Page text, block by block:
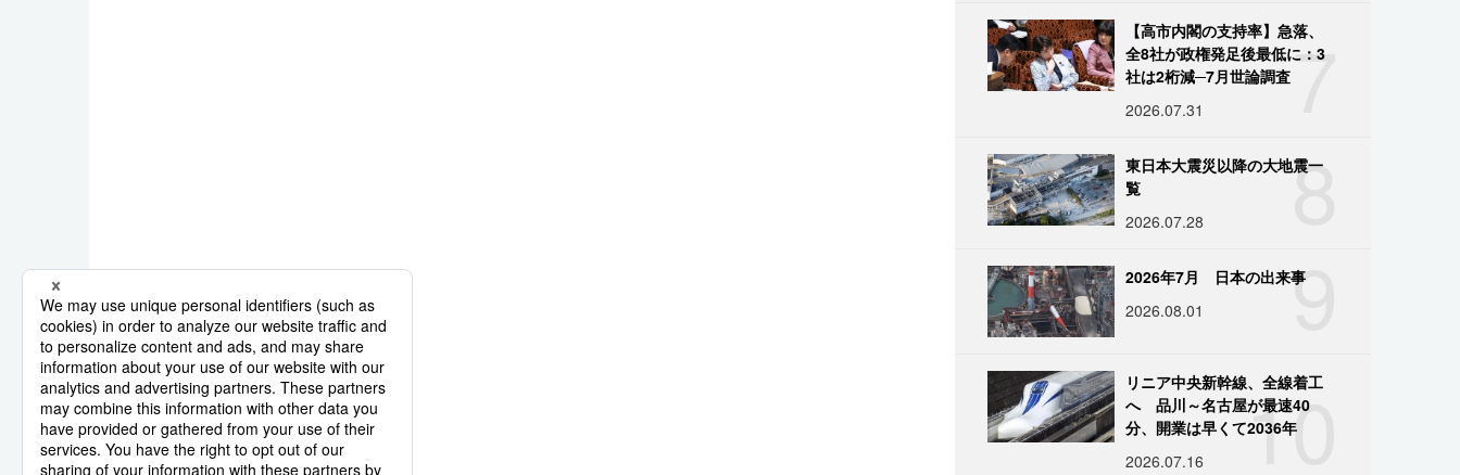
7
【高市内閣の支持率】急落、
全8社が政権発足後最低に：3
社は2桁減─7月世論調査
2026.07.31
8
東日本大震災以降の大地震一
覧
2026.07.28
9
2026年7月 日本の出来事
2026.08.01
10
リニア中央新幹線、全線着工
へ 品川～名古屋が最速40
分、開業は早くて2036年
2026.07.16